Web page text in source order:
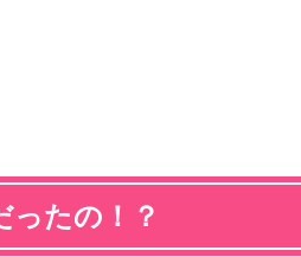
ったの！？